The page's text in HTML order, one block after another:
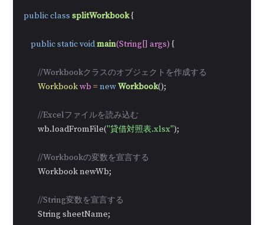
publicclass splitWorkbook {
publicstaticvoidmain(String[] args) {
//Workbookクラスのオブジェクトを作成する
Workbookwb =newWorkbook();
//Excelファイルを読み込む
        wb.loadFromFile(
"貸借対照表.xlsx");
//Workbookの変数を宣言する
        Workbook newWb;
//String変数を宣言する
        String sheetName;